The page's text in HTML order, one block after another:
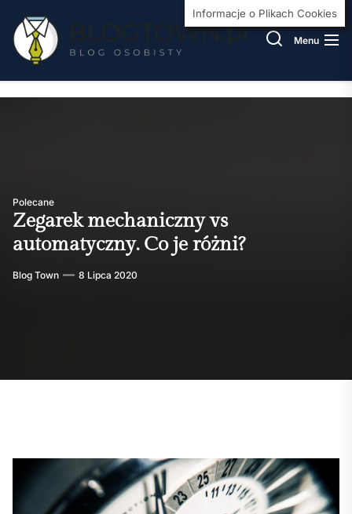
the
content
Menu
Polecane
Zegarek mechaniczny vs
automatyczny. Co je różni?
Blog Town 8 Lipca 2020
Informacje o Plikach Cookies